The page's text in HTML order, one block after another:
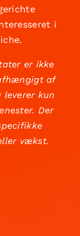
i
er ikke
af
leverer kun
Der
vækst.